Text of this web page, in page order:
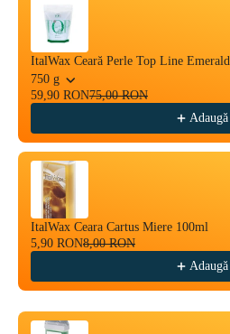
ItalWax Ceară Perle Top Line Emerald
750 g
59,90 RON75,00 RON
Adaugă
ItalWax Ceara Cartus Miere 100ml
5,90 RON8,00 RON
Adaugă